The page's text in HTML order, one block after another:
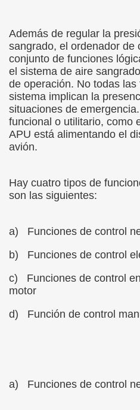
Además de regular la
sangrado, el ordenador de
conjunto de funciones
el sistema de aire
de operación. No todas
sistema implican la
situaciones de
funcional o utilitario, como
APU está alimentando el
avión.
Hay cuatro tipos de
son las siguientes:
a)
Funciones de control
b)
Funciones de control
c)
Funciones de control
motor
d)
Función de control
a) Funciones de control